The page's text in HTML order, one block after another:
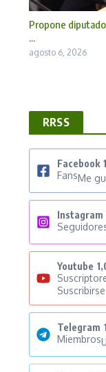
Propone
...
agosto 6, 2026
RRSS
Facebook
FansMe
Instagram
Youtube
Suscribirse
Telegram
Miembros